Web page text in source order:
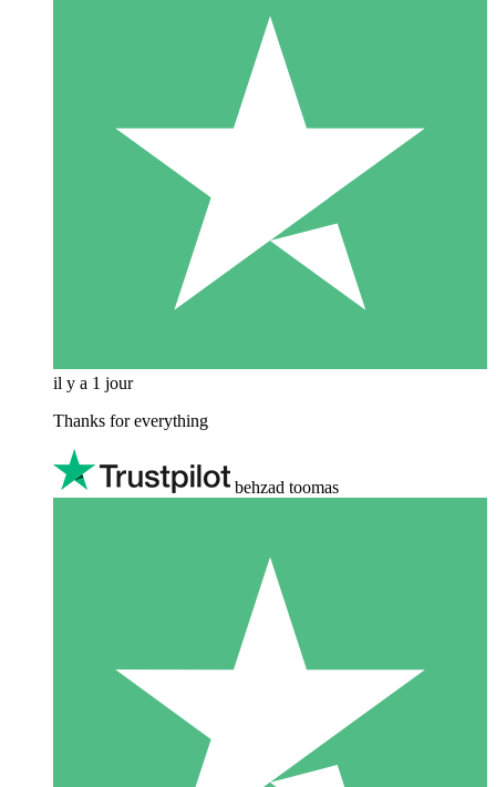
il y a 1 jour
Thanks for everything
behzad toomas